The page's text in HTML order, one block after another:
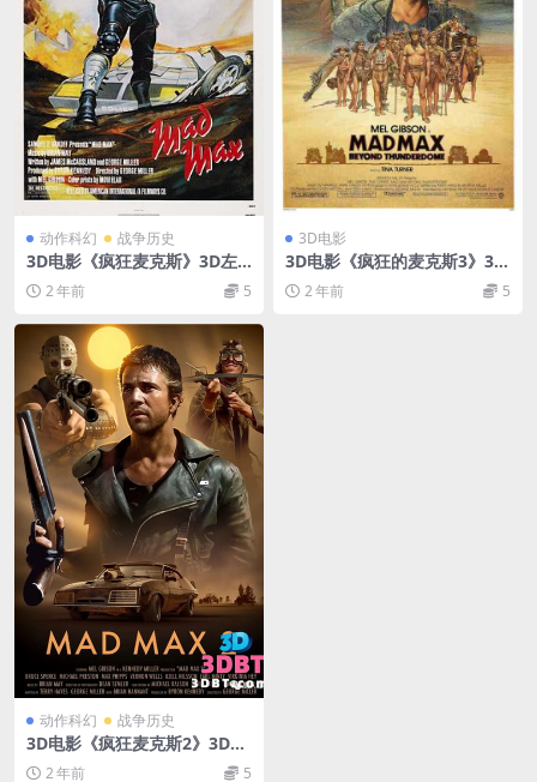
动作科幻 战争历史
3D电影《疯狂麦克斯》3D左
右格式 高清 百度网盘 下载 3D
版电影
2 年前 5
3D电影
3D电影《疯狂的麦克斯3》3D
左右格式 高清 网盘下载
2 年前 5
动作科幻 战争历史
3D电影《疯狂麦克斯2》3D左
右格式 高清 网盘下载 3D版电
2 年前 5